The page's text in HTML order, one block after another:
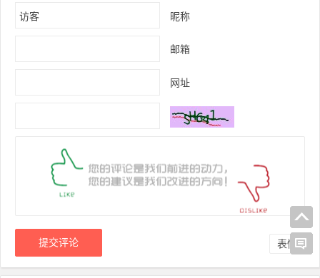
昵称
邮箱
网址
表情